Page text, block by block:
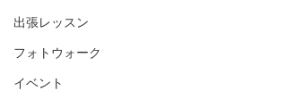
出張レッスン
フォトウォーク
イベント